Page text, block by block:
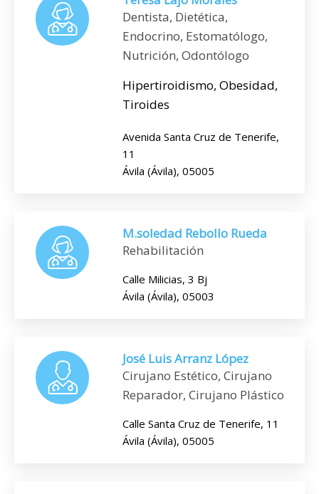
Dentista, Dietética,
Endocrino, Estomatólogo,
Nutrición, Odontólogo
Hipertiroidismo, Obesidad,
Tiroides
Avenida Santa Cruz de Tenerife,
11
Ávila (Ávila), 05005
M.soledad Rebollo Rueda
Rehabilitación
Calle Milicias, 3 Bj
Ávila (Ávila), 05003
José Luis Arranz López
Cirujano Estético, Cirujano
Reparador, Cirujano Plástico
Calle Santa Cruz de Tenerife, 11
Ávila (Ávila), 05005